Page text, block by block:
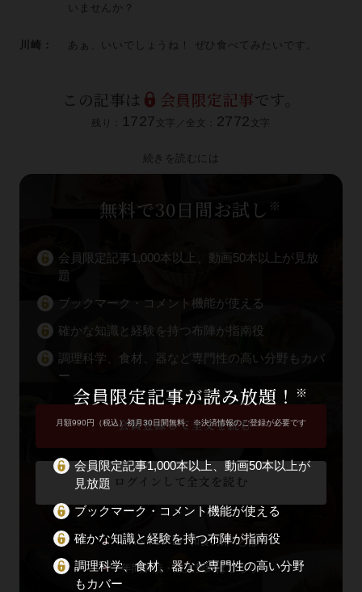
いませんか？
川崎： あぁ、いいでしょうね！ ぜひ食べてみたいです。
この記事は 会員限定記事です。
残り： 1727 文字／全文： 2772 文字
続きを読むには
無料で30日間お試し ※
会員限定記事1,000本以上、動画50本以上が見放
題
ブックマーク・コメント機能が使える
確かな知識と経験を持つ布陣が指南役
調理科学、食材、器など専門性の高い分野もカバ
ー
会員登録して全文を読む
ログインして全文を読む
WA・TO・BI -和食の扉- とは
年間購読・法人契約はこちら
会員限定記事が読み放題！ ※
月額990円（税込）初月30日間無料。※決済情報のご登録が必要です
会員限定記事1,000本以上、動画50本以上が
見放題
ブックマーク・コメント機能が使える
確かな知識と経験を持つ布陣が指南役
調理科学、食材、器など専門性の高い分野
もカバー